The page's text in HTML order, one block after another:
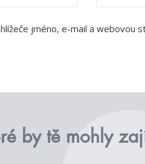
jméno, e-mail a webovou
by tě mohly